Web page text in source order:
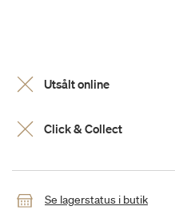
Utsålt online
Click & Collect
Se lagerstatus i butik